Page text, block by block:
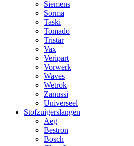
Siemens
Sorma
Taski
Tomado
Tristar
Vax
Veripart
Vorwerk
Waves
Wetrok
Zanussi
Universeel
Stofzuigerslangen
Aeg
Bestron
Bosch